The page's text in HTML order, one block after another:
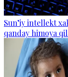
Sun’iy intellekt
qanday himoya